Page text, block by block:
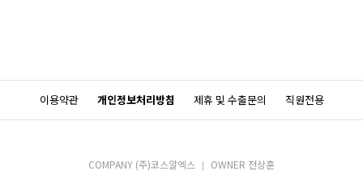
이용약관 개인정보처리방침 제휴 및 수출문의 직원전용
COMPANY (주)코스알엑스 OWNER 전상훈